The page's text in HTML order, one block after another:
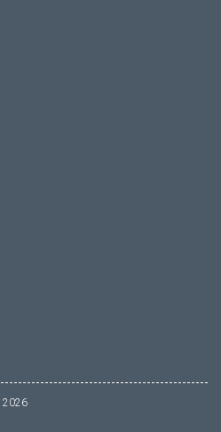
2026